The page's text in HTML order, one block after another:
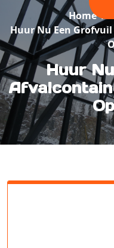
Home/
Huur Nu Een
Huur